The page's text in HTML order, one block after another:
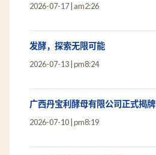
2026-07-17 am2:26
发酵，探索无限可能
2026-07-13 pm8:24
广西丹宝利酵母有限公司正式揭牌
2026-07-10 pm8:19